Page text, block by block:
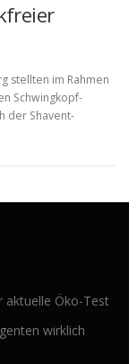
stellten im Rahmen
Schwingkopf-
der Shavent-
aktuelle Öko-Test
wirklich